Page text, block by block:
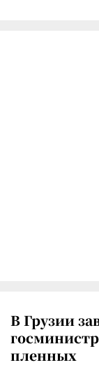
В Грузии
пленных